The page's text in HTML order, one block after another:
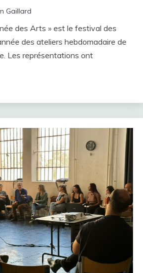
Gaillard
des Arts » est le festival des
des ateliers hebdomadaire de
Les représentations ont